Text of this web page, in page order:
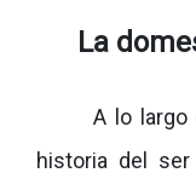
La
A lo largo
historia del